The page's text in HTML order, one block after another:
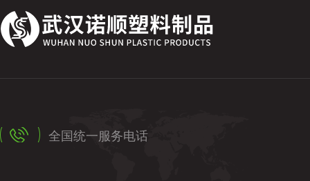
全国统一服务电话